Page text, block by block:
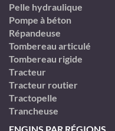
Pelle hydraulique
Pompe à béton
Répandeuse
Tombereau articulé
Tombereau rigide
Tracteur
Tracteur routier
Tractopelle
Trancheuse